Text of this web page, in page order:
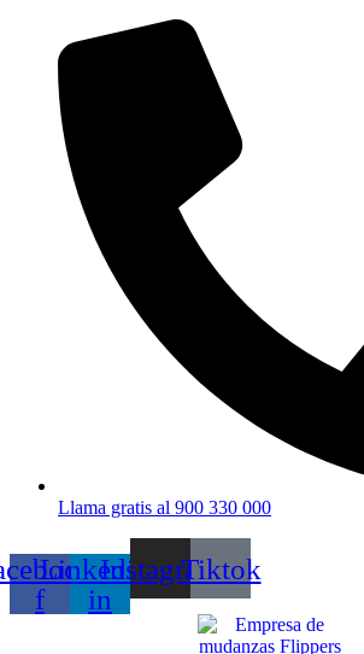
contenido
Llama gratis al 900 330 000
f
Linkedin-
in
InstagramTiktok